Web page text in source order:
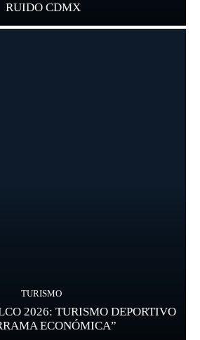
RUIDO CDMX
TURISMO
2026: TURISMO DEPORTIVO
ECONÓMICA”